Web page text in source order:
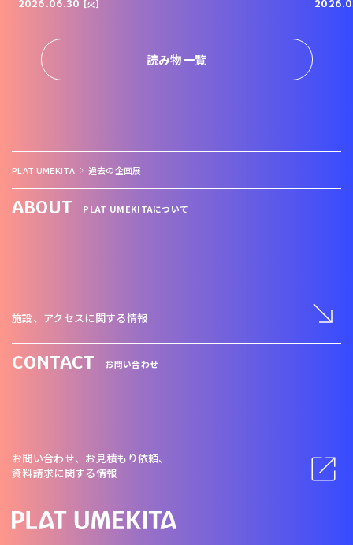
2026.06.30 [火]
読み物一覧
PLAT UMEKITA 過去の企画展
ABOUT PLAT UMEKITAについて
施設、アクセスに関する情報
CONTACT お問い合わせ
お問い合わせ、お見積もり依頼、
資料請求に関する情報